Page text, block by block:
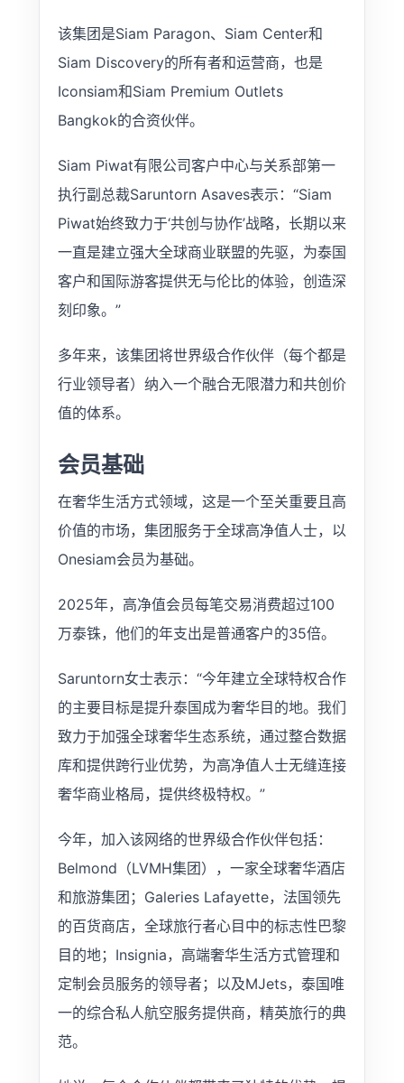
该集团是Siam Paragon、Siam Center和
Siam Discovery的所有者和运营商，也是
Iconsiam和Siam Premium Outlets
Bangkok的合资伙伴。
Siam Piwat有限公司客户中心与关系部第一
执行副总裁Saruntorn Asaves表示：“Siam
Piwat始终致力于‘共创与协作’战略，长期以来
一直是建立强大全球商业联盟的先驱，为泰国
客户和国际游客提供无与伦比的体验，创造深
刻印象。”
多年来，该集团将世界级合作伙伴（每个都是
行业领导者）纳入一个融合无限潜力和共创价
值的体系。
会员基础
在奢华生活方式领域，这是一个至关重要且高
价值的市场，集团服务于全球高净值人士，以
Onesiam会员为基础。
2025年，高净值会员每笔交易消费超过100
万泰铢，他们的年支出是普通客户的35倍。
Saruntorn女士表示：“今年建立全球特权合作
的主要目标是提升泰国成为奢华目的地。我们
致力于加强全球奢华生态系统，通过整合数据
库和提供跨行业优势，为高净值人士无缝连接
奢华商业格局，提供终极特权。”
今年，加入该网络的世界级合作伙伴包括：
Belmond（LVMH集团），一家全球奢华酒店
和旅游集团；Galeries Lafayette，法国领先
的百货商店，全球旅行者心目中的标志性巴黎
目的地；Insignia，高端奢华生活方式管理和
定制会员服务的领导者；以及MJets，泰国唯
一的综合私人航空服务提供商，精英旅行的典
范。